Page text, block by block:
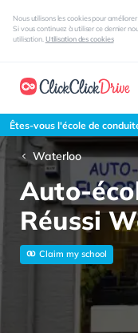
Nous utilisons les cookies pour
Si vous continuez à utiliser ce dernier
utilisation. Utilisation des cookies
Êtes-vous l'école de
Waterloo
Auto-
Réussi
Claim my school